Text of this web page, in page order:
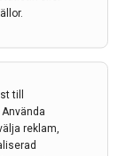
till
reklam,
som visat